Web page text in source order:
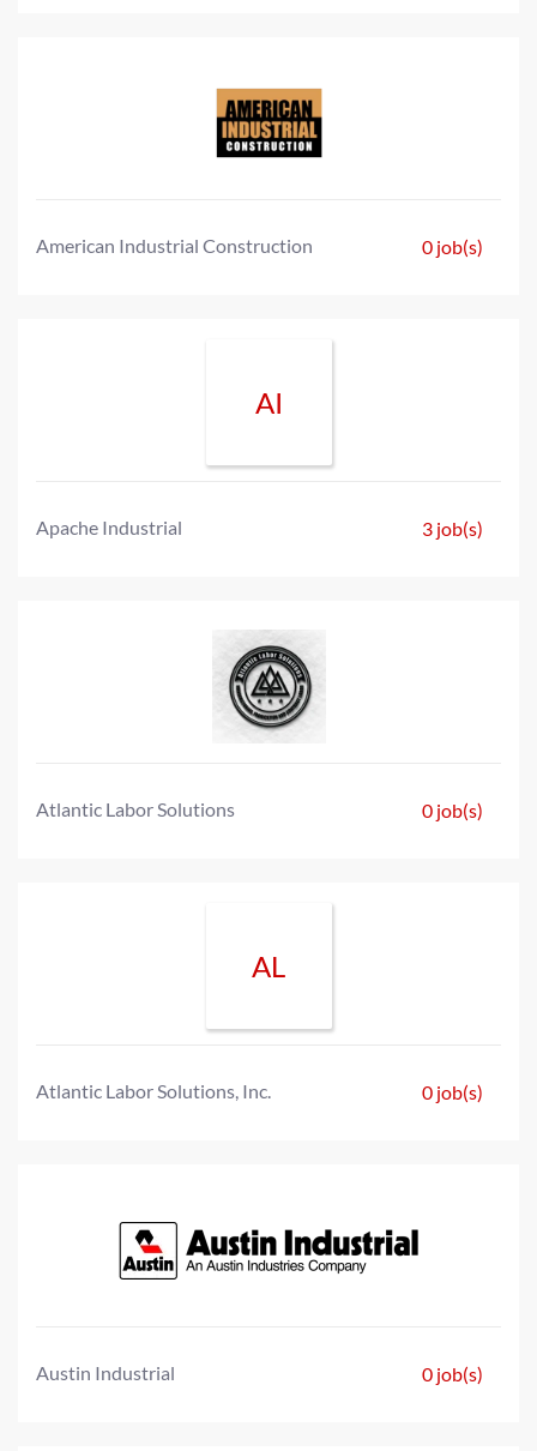
American Industrial Construction 0 job(s)
AI
Apache Industrial 3 job(s)
Atlantic Labor Solutions 0 job(s)
AL
Atlantic Labor Solutions, Inc. 0 job(s)
Austin Industrial 0 job(s)